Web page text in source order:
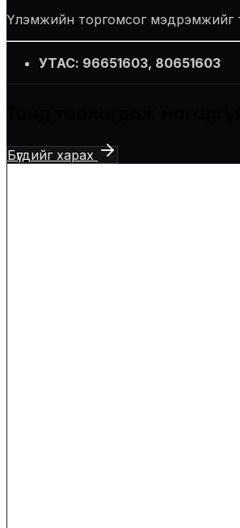
Үлэмжийн торгомсог мэдрэмжийг
УТАС: 96651603, 80651603
Бүгдийг харах